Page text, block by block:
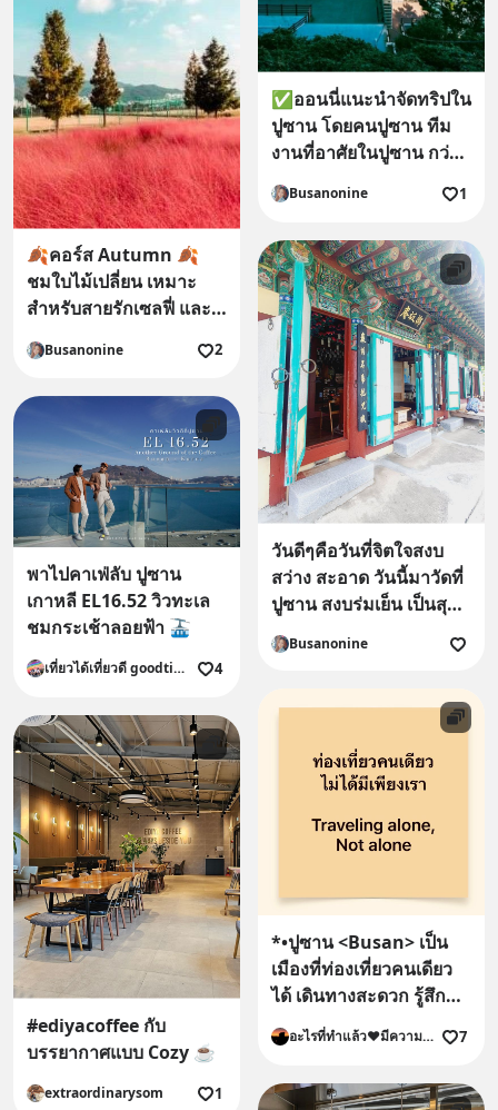
✅️ออนนี่แนะนำจัดทริปใน
ปูซาน โดยคนปูซาน ทีม
งานที่อาศัยในปูซาน กว่า
9 ปี
Busanonine 1
🍂คอร์ส Autumn 🍂
ชมใบไม้เปลี่ยน เหมาะ
สำหรับสายรักเซลฟี่ และ
Busanonine 2
วันดีๆคือวันที่จิตใจสงบ
สว่าง สะอาด วันนี้มาวัดที่
ปูซาน สงบร่มเย็น เป็นสุข
ใจ จัง
Busanonine
พาไปคาเฟ่ลับ ปูซาน
เกาหลี EL16.52 วิวทะเล
ชมกระเช้าลอยฟ้า 🚠
เที่ยวได้เที่ยวดี goodtimetrip 4
*•ปูซาน <Busan> เป็น
เมืองที่ท่องเที่ยวคนเดียว
ได้ เดินทางสะดวก รู้สึก
ปลอดภัย
อะไรที่ทำแล้ว❤️มีความสุข❤️ก็ทำไป 7
#ediyacoffee กับ
บรรยากาศแบบ Cozy ☕️
extraordinarysom 1